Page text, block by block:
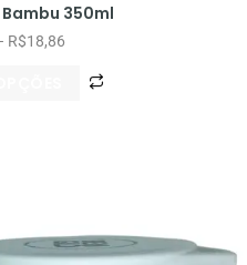
350ml
R$18,86